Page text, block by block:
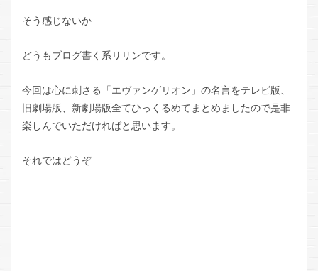
そう感じないか
どうもブログ書く系リリンです。
今回は心に刺さる「エヴァンゲリオン」の名言をテレビ版、
旧劇場版、新劇場版全てひっくるめてまとめましたので是非
楽しんでいただければと思います。
それではどうぞ